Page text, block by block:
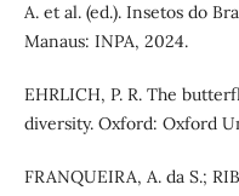
A. et al. (ed.). Insetos do
Manaus: INPA, 2024.
EHRLICH, P. R. The
diversity. Oxford: Oxford
FRANQUEIRA, A. da S.;